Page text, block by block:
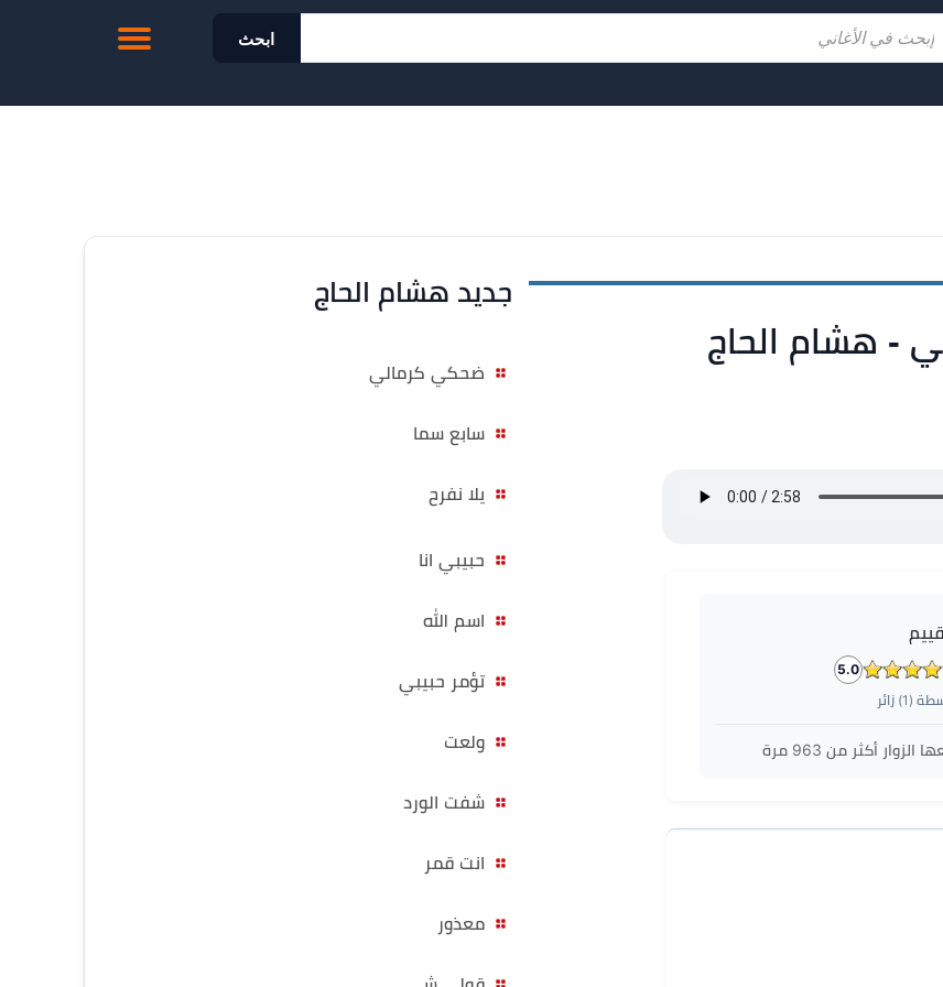
ابحث
- هشام الحاج
5.0
(
1) زائر
الزوار أكثر من 963 مرة
جديد هشام الحاج
ضحكي كرمالي
سابع سما
يلا نفرح
حبيبي انا
اسم الله
تؤمر حبيبي
ولعت
شفت الورد
انت قمر
معذور